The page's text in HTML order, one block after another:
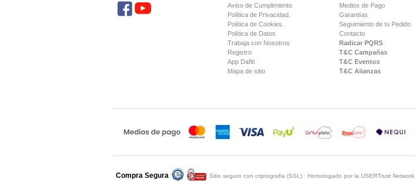
Aviso de Cumplimiento
Política de Privacidad.
Política de Cookies.
Política de Datos
Trabaja con Nosotros
Registro
App Dafiti
Mapa de sitio
Medios de Pago
Garantías
Seguimiento de tu Pedido
Contacto
Radicar PQRS
T&C Campañas
T&C Eventos
T&C Alianzas
Compra Segura
Compra asegurada por Sitio seguro con criptografia (SSL) · Homologado por la USERTrust Network
Sitio Blindado